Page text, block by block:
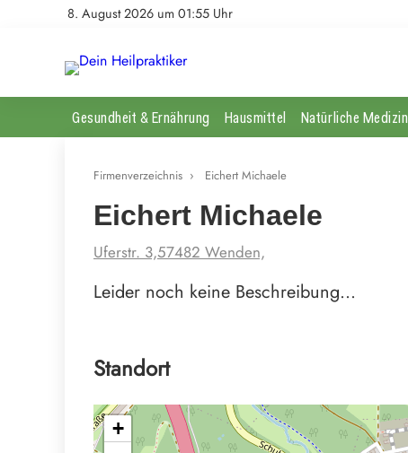
8. August 2026 um 01:55 Uhr
Gesundheit & Ernährung Hausmittel Natürliche Medizin
Firmenverzeichnis › Eichert Michaele
Eichert Michaele
Uferstr. 3,57482 Wenden,
Leider noch keine Beschreibung…
Standort
+